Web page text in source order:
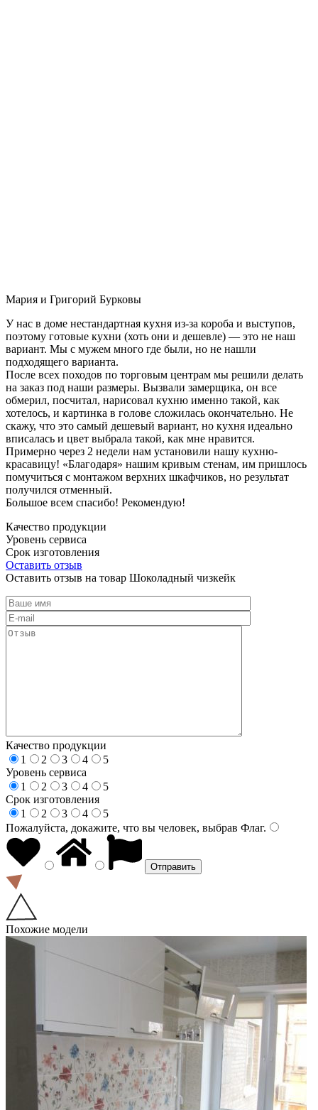
Мария и Григорий Бурковы
У нас в доме нестандартная кухня из-за короба и выступов,
поэтому готовые кухни (хоть они и дешевле) — это не наш
вариант. Мы с мужем много где были, но не нашли
подходящего варианта.
После всех походов по торговым центрам мы решили делать
на заказ под наши размеры. Вызвали замерщика, он все
обмерил, посчитал, нарисовал кухню именно такой, как
хотелось, и картинка в голове сложилась окончательно. Не
скажу, что это самый дешевый вариант, но кухня идеально
вписалась и цвет выбрала такой, как мне нравится.
Примерно через 2 недели нам установили нашу кухню-
красавицу! «Благодаря» нашим кривым стенам, им пришлось
помучиться с монтажом верхних шкафчиков, но результат
получился отменный.
Большое всем спасибо! Рекомендую!
Качество продукции
Уровень сервиса
Срок изготовления
Оставить отзыв
Оставить отзыв на товар Шоколадный чизкейк
Качество продукции
1
2 3 4
5
Уровень сервиса
1
2 3 4
5
Срок изготовления
1
2 3 4
5
Пожалуйста, докажите, что вы человек, выбрав Флаг.
Похожие модели